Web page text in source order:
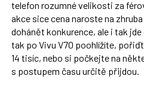
telefon rozumné velikosti za
akce sice cena naroste na
dohánět konkurence, ale i tak
tak po Vivu V70 poohlížíte,
14 tisíc, nebo si počkejte na
s postupem času určitě přijdou.